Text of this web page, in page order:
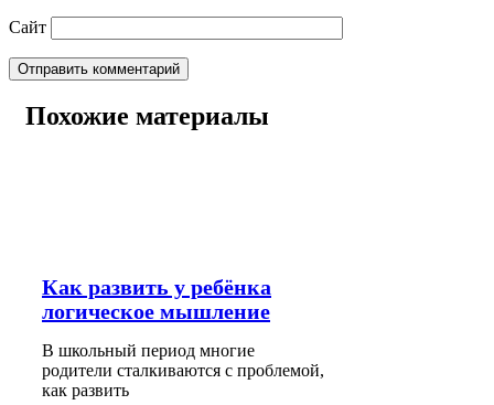
Сайт
Похожие материалы
Как развить у ребёнка
логическое мышление
В школьный период многие
родители сталкиваются с проблемой,
как развить